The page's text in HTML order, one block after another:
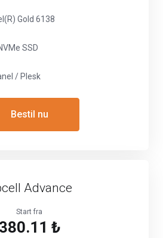
Gold 6138
SSD
/ Plesk
Bestil nu
Advance
Start fra
380.11 ₺